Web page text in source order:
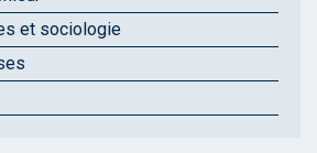
et sociologie